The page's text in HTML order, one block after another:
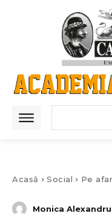
Acasă Social Pe
Monica Alexandru